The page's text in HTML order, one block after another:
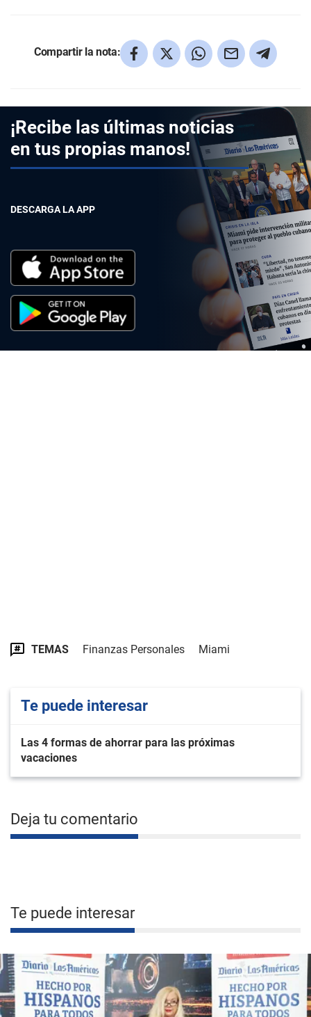
Compartir la nota:
¡Recibe las últimas noticias
en tus propias manos!
DESCARGA LA APP
TEMAS Finanzas Personales Miami
Te puede interesar
Las 4 formas de ahorrar para las próximas
vacaciones
Deja tu comentario
Te puede interesar